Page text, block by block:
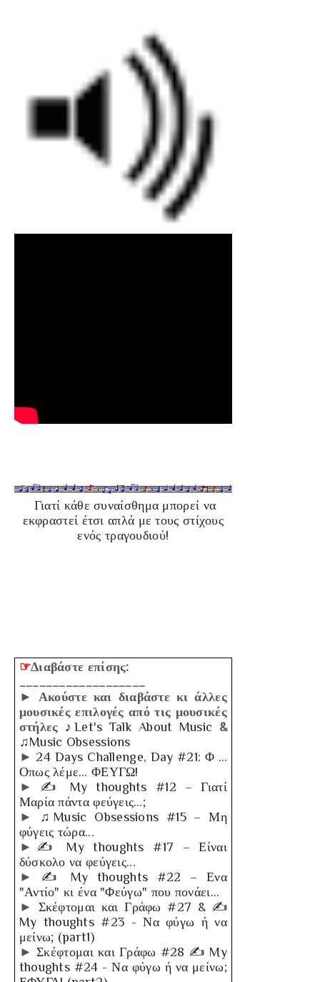
Γιατί κάθε συναίσθημα μπορεί να
εκφραστεί έτσι απλά με τους στίχους
ενός τραγουδιού!
☞Διαβάστε επίσης:
► Ακούστε και διαβάστε κι άλλες
μουσικές επιλογές από τις μουσικές
στήλες ♪ Let's Talk About Music &
♫ Music Obsessions
► 24 Days Challenge, Day #21: Φ …
Οπως λέμε… ΦΕΥΓΩ!
►
✍ My thoughts #12 – Γιατί
Μαρία πάντα φεύγεις…;
►
♫Music Obsessions #15 – Μη
φύγεις τώρα...
► ✍ My thoughts #17 – Είναι
δύσκολο να φεύγεις...
►
✍ My thoughts #22 – Ενα
"Αντίο" κι ένα "Φεύγω" που πονάει...
►
Σκέφτομαι και Γράφω #27 & ✍
My thoughts #23 - Να φύγω ή να
μείνω; (part1)
► Σκέφτομαι και Γράφω #28 ✍ My
thoughts #24 - Να φύγω ή να μείνω;